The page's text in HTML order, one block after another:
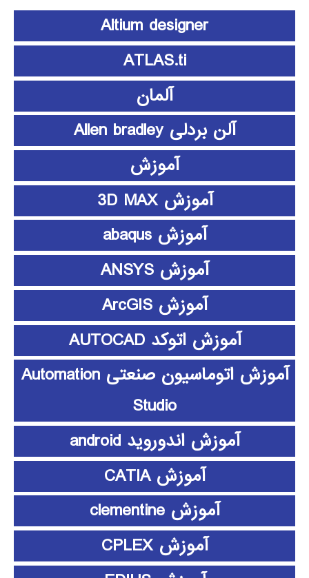
Altium designer
ATLAS.ti
آلمان
آلن بردلی Allen bradley
آموزش
آموزش 3D MAX
آموزش abaqus
آموزش ANSYS
آموزش ArcGIS
آموزش اتوکد AUTOCAD
آموزش اتوماسیون صنعتی Automation
Studio
آموزش اندوروید android
آموزش CATIA
آموزش clementine
آموزش CPLEX